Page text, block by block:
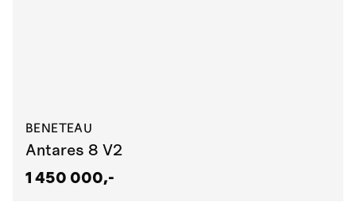
BENETEAU
Antares 8 V2
1 450 000,-